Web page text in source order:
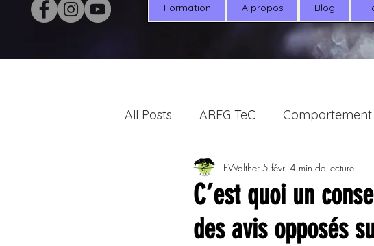
Formation A propos Blog
All Posts AREG TeC Comportement
C’est quoi un
des avis opposés
F.Walther 5 févr. 4 min de lecture